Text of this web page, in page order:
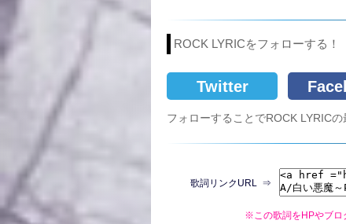
ROCK LYRICをフォローする！
Twitter
フォローすることでROCK LYRIC
歌詞リンクURL ⇒
※この歌詞をHPやブロ